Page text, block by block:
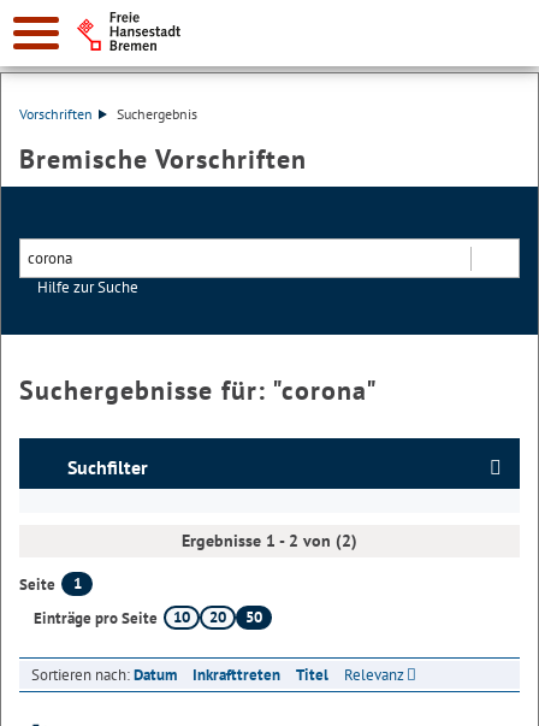
Vorschriften Suchergebnis
Bremische Vorschriften
Hilfe zur Suche
Suchergebnisse für: "corona"
Suchfilter
Ergebnisse 1 - 2 von (2)
Seite
1
Einträge pro Seite
10 20 50
Sortieren nach:Datum Inkrafttreten Titel Relevanz